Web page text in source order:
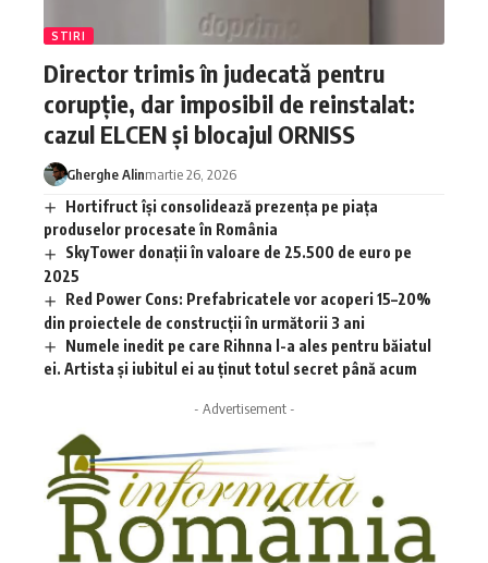
STIRI
Director trimis în judecată pentru
corupție, dar imposibil de reinstalat:
cazul ELCEN și blocajul ORNISS
Gherghe Alinmartie 26, 2026
Hortifruct își consolidează prezența pe piața
produselor procesate în România
SkyTower donații în valoare de 25.500 de euro pe
2025
Red Power Cons: Prefabricatele vor acoperi 15–20%
din proiectele de construcții în următorii 3 ani
Numele inedit pe care Rihnna l-a ales pentru băiatul
ei. Artista și iubitul ei au ținut totul secret până acum
- Advertisement -